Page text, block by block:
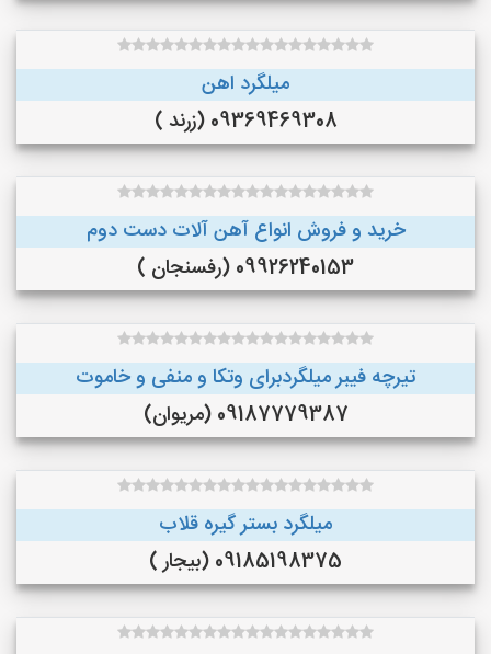
میلگرد اهن
09369469308 (زرند )
خرید و فروش انواع آهن آلات دست دوم
09926240153 (رفسنجان )
تیرچه فیبر میلگردبرای وتکا و منفی و خاموت
09187779387 (مریوان)
میلگرد بستر گیره قلاب
09185198375 (بیجار )